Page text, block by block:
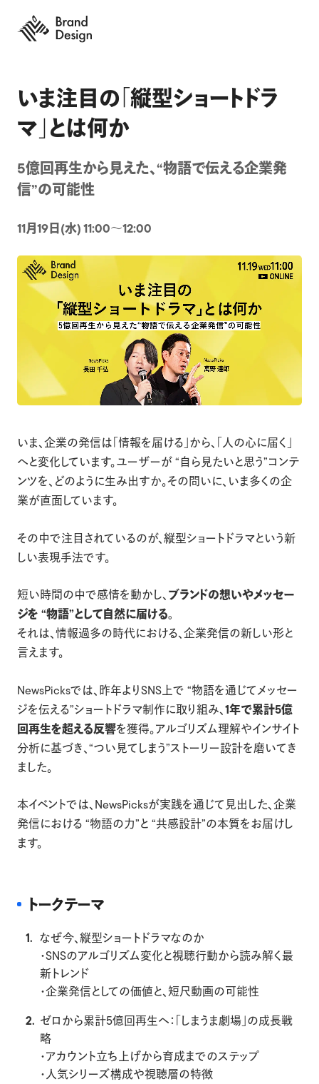
いま注目の「縦型ショートドラ
マ」とは何か
5億回再生から見えた、“物語で伝える企業発
信”の可能性
11月19日(水) 11:00〜12:00
いま、企業の発信は「情報を届ける」から、「人の心に届く」
へと変化しています。ユーザーが “自ら見たいと思う”コンテ
ンツを、どのように生み出すか。その問いに、いま多くの企
業が直面しています。
その中で注目されているのが、縦型ショートドラマという新
しい表現手法です。
短い時間の中で感情を動かし、 ブランドの想いやメッセー
ジを “物語”として自然に届ける。
それは、情報過多の時代における、企業発信の新しい形と
言えます。
NewsPicksでは、昨年よりSNS上で “物語を通じてメッセー
ジを伝える”ショートドラマ制作に取り組み、 1年で累計5億
回再生を超える反響を獲得。アルゴリズム理解やインサイト
分析に基づき、“つい見てしまう”ストーリー設計を磨いてき
ました。
本イベントでは、NewsPicksが実践を通じて見出した、企業
発信における “物語の力”と “共感設計”の本質をお届けし
ます。
トークテーマ
なぜ今、縦型ショートドラマなのか
・SNSのアルゴリズム変化と視聴行動から読み解く最
新トレンド
・企業発信としての価値と、短尺動画の可能性
ゼロから累計5億回再生へ：「しまうま劇場」の成長戦
略
・アカウント立ち上げから育成までのステップ
・人気シリーズ構成や視聴層の特徴